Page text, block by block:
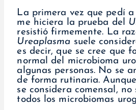
La primera vez que pedí
me hiciera la prueba del
resistió firmemente. La
Ureaplasma suele
es decir, que se cree que
normal del microbioma
algunas personas. No se
de forma rutinaria.
se considera comensal, no
todos los microbiomas